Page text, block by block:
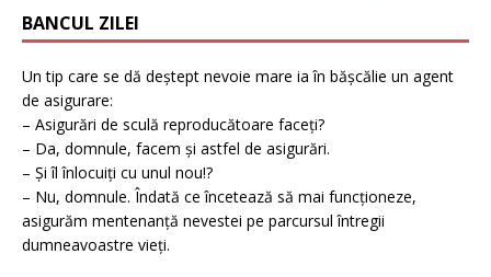
BANCUL ZILEI
Un tip care se dă deștept nevoie mare ia în bășcălie un agent
de asigurare:
– Asigurări de sculă reproducătoare faceți?
– Da, domnule, facem și astfel de asigurări.
– Și îl înlocuiți cu unul nou!?
– Nu, domnule. Îndată ce încetează să mai funcționeze,
asigurăm mentenanță nevestei pe parcursul întregii
dumneavoastre vieți.